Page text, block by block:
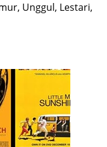
Unggul, Lestari,